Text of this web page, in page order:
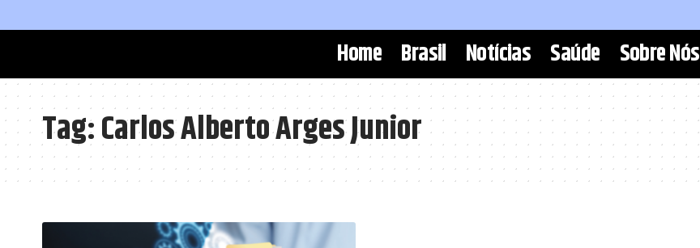
Home Brasil Notícias Saúde Sobre Nós
Tag:Carlos Alberto Arges Junior